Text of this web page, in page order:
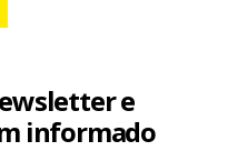
e
informado